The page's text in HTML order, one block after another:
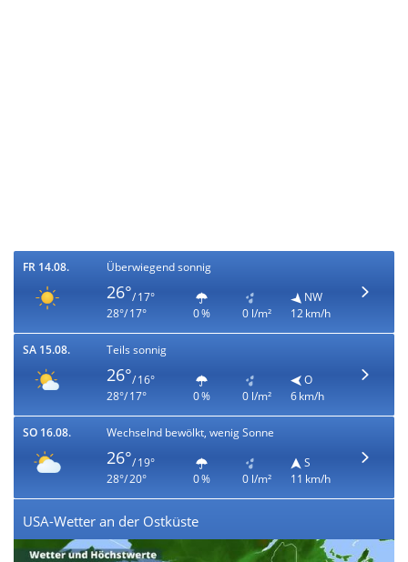
FR 14.08. Überwiegend sonnig
26°/ 17°
28°/ 17°
0 % 0 l/m²
NW
12 km/h
SA 15.08. Teils sonnig
26°/ 16°
28°/ 17°
0 % 0 l/m²
O
6 km/h
SO 16.08. Wechselnd bewölkt, wenig Sonne
26°/ 19°
28°/ 20°
0 % 0 l/m²
S
11 km/h
USA-Wetter an der Ostküste